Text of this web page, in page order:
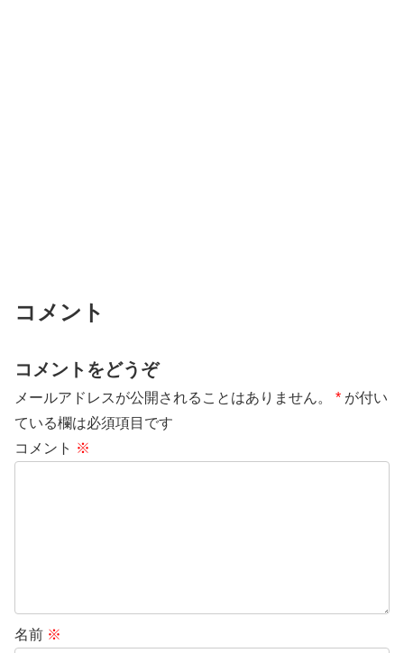
コメント
コメントをどうぞ
メールアドレスが公開されることはありません。 * が付い
ている欄は必須項目です
コメント ※
名前 ※